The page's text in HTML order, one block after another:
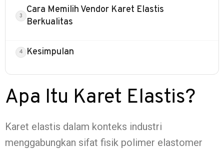
Cara Memilih Vendor Karet Elastis
Berkualitas
Kesimpulan
Apa Itu Karet Elastis?
Karet elastis dalam konteks industri
menggabungkan sifat fisik polimer elastomer